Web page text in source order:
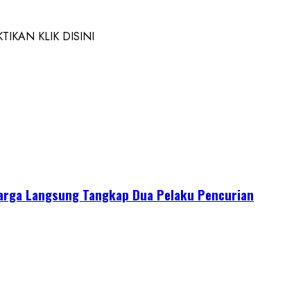
KLIK DISINI
Langsung Tangkap Dua Pelaku Pencurian